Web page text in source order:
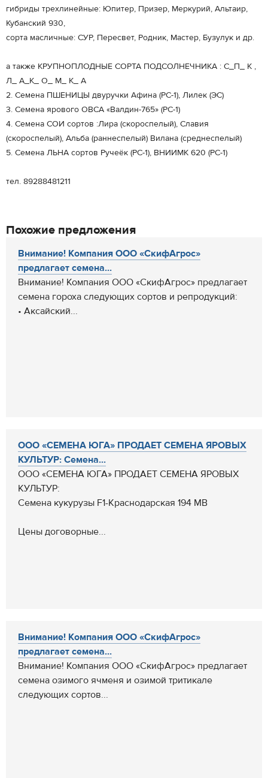
гибриды трехлинейные: Юпитер, Призер, Меркурий, Альтаир,
Кубанский 930,
сорта масличные: СУР, Пересвет, Родник, Мастер, Бузулук и др.
а также КРУПНОПЛОДНЫЕ СОРТА ПОДСОЛНЕЧНИКА : С_П_ К ,
Л_ А_К_ О_ М_ К_ А
2. Семена ПШЕНИЦЫ двуручки Афина (РС-1), Лилек (ЭС)
3. Семена ярового ОВСА «Валдин-765» (РС-1)
4. Семена СОИ сортов :Лира (скороспелый), Славия
(скороспелый), Альба (раннеспелый) Вилана (среднеспелый)
5. Семена ЛЬНА сортов Ручеёк (РС-1), ВНИИМК 620 (РС-1)
тел. 89288481211
Похожие предложения
Внимание! Компания ООО «СкифАгрос»
предлагает семена...
Внимание! Компания ООО «СкифАгрос» предлагает
семена гороха следующих сортов и репродукций:
• Аксайский...
ООО «СЕМЕНА ЮГА» ПРОДАЕТ СЕМЕНА ЯРОВЫХ
КУЛЬТУР: Семена...
ООО «СЕМЕНА ЮГА» ПРОДАЕТ СЕМЕНА ЯРОВЫХ
КУЛЬТУР:
Семена кукурузы F1-Краснодарская 194 МВ
Цены договорные...
Внимание! Компания ООО «СкифАгрос»
предлагает семена...
Внимание! Компания ООО «СкифАгрос» предлагает
семена озимого ячменя и озимой тритикале
следующих сортов...